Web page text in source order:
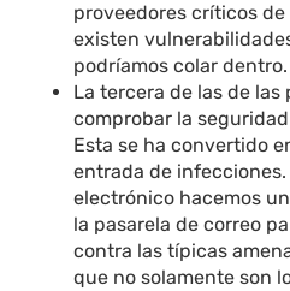
proveedores críticos de
existen
podríamos colar dentro.
La tercera de las de
comprobar la
Esta se ha convertido
entrada de
electrónico hacemos
la pasarela de correo
contra las típicas
que no solamente son